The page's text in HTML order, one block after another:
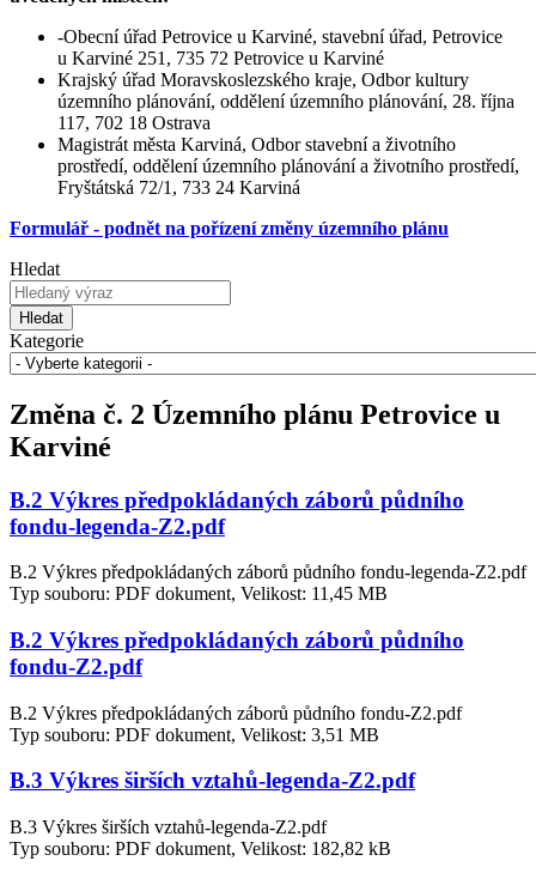
-Obecní úřad Petrovice u Karviné, stavební úřad, Petrovice
u Karviné 251, 735 72 Petrovice u Karviné
Krajský úřad Moravskoslezského kraje, Odbor kultury
územního plánování, oddělení územního plánování, 28. října
117, 702 18 Ostrava
Magistrát města Karviná, Odbor stavební a životního
prostředí, oddělení územního plánování a životního prostředí,
Fryštátská 72/1, 733 24 Karviná
Formulář - podnět na pořízení změny územního plánu
Hledat
Hledat
Kategorie
Změna č. 2 Územního plánu Petrovice u
Karviné
B.2 Výkres předpokládaných záborů půdního
fondu-legenda-Z2.pdf
B.2 Výkres předpokládaných záborů půdního fondu-legenda-Z2.pdf
Typ souboru: PDF dokument, Velikost: 11,45 MB
B.2 Výkres předpokládaných záborů půdního
fondu-Z2.pdf
B.2 Výkres předpokládaných záborů půdního fondu-Z2.pdf
Typ souboru: PDF dokument, Velikost: 3,51 MB
B.3 Výkres širších vztahů-legenda-Z2.pdf
B.3 Výkres širších vztahů-legenda-Z2.pdf
Typ souboru: PDF dokument, Velikost: 182,82 kB